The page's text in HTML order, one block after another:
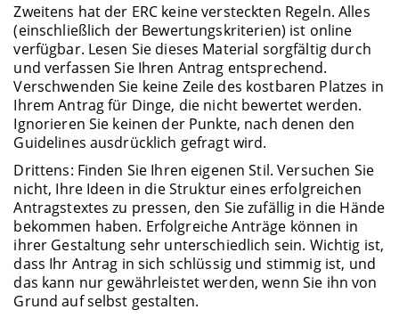
Zweitens hat der ERC keine versteckten Regeln. Alles
(einschließlich der Bewertungskriterien) ist online
verfügbar. Lesen Sie dieses Material sorgfältig durch
und verfassen Sie Ihren Antrag entsprechend.
Verschwenden Sie keine Zeile des kostbaren Platzes in
Ihrem Antrag für Dinge, die nicht bewertet werden.
Ignorieren Sie keinen der Punkte, nach denen den
Guidelines ausdrücklich gefragt wird.
Drittens: Finden Sie Ihren eigenen Stil. Versuchen Sie
nicht, Ihre Ideen in die Struktur eines erfolgreichen
Antragstextes zu pressen, den Sie zufällig in die Hände
bekommen haben. Erfolgreiche Anträge können in
ihrer Gestaltung sehr unterschiedlich sein. Wichtig ist,
dass Ihr Antrag in sich schlüssig und stimmig ist, und
das kann nur gewährleistet werden, wenn Sie ihn von
Grund auf selbst gestalten.